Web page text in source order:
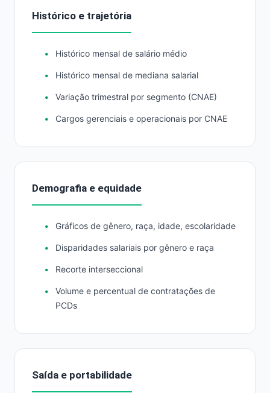
Histórico e trajetória
Histórico mensal de salário médio
Histórico mensal de mediana salarial
Variação trimestral por segmento (CNAE)
Cargos gerenciais e operacionais por CNAE
Demografia e equidade
Gráficos de gênero, raça, idade, escolaridade
Disparidades salariais por gênero e raça
Recorte interseccional
Volume e percentual de contratações de
PCDs
Saída e portabilidade